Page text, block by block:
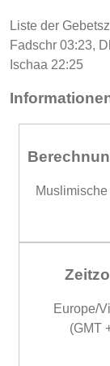
Liste der
Fadschr 03:23,
Ischaa 22:25
Europe/
(GMT